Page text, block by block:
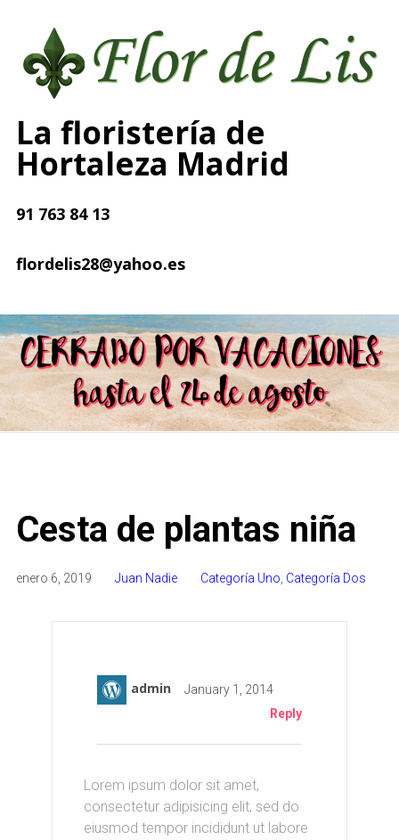
La floristería de
Hortaleza Madrid
91 763 84 13
flordelis28@yahoo.es
Cesta de plantas niña
enero 6, 2019 Juan Nadie Categoría Uno, Categoría Dos
admin
January 1, 2014
Reply
Lorem ipsum dolor sit amet,
consectetur adipisicing elit, sed do
eiusmod tempor incididunt ut labore